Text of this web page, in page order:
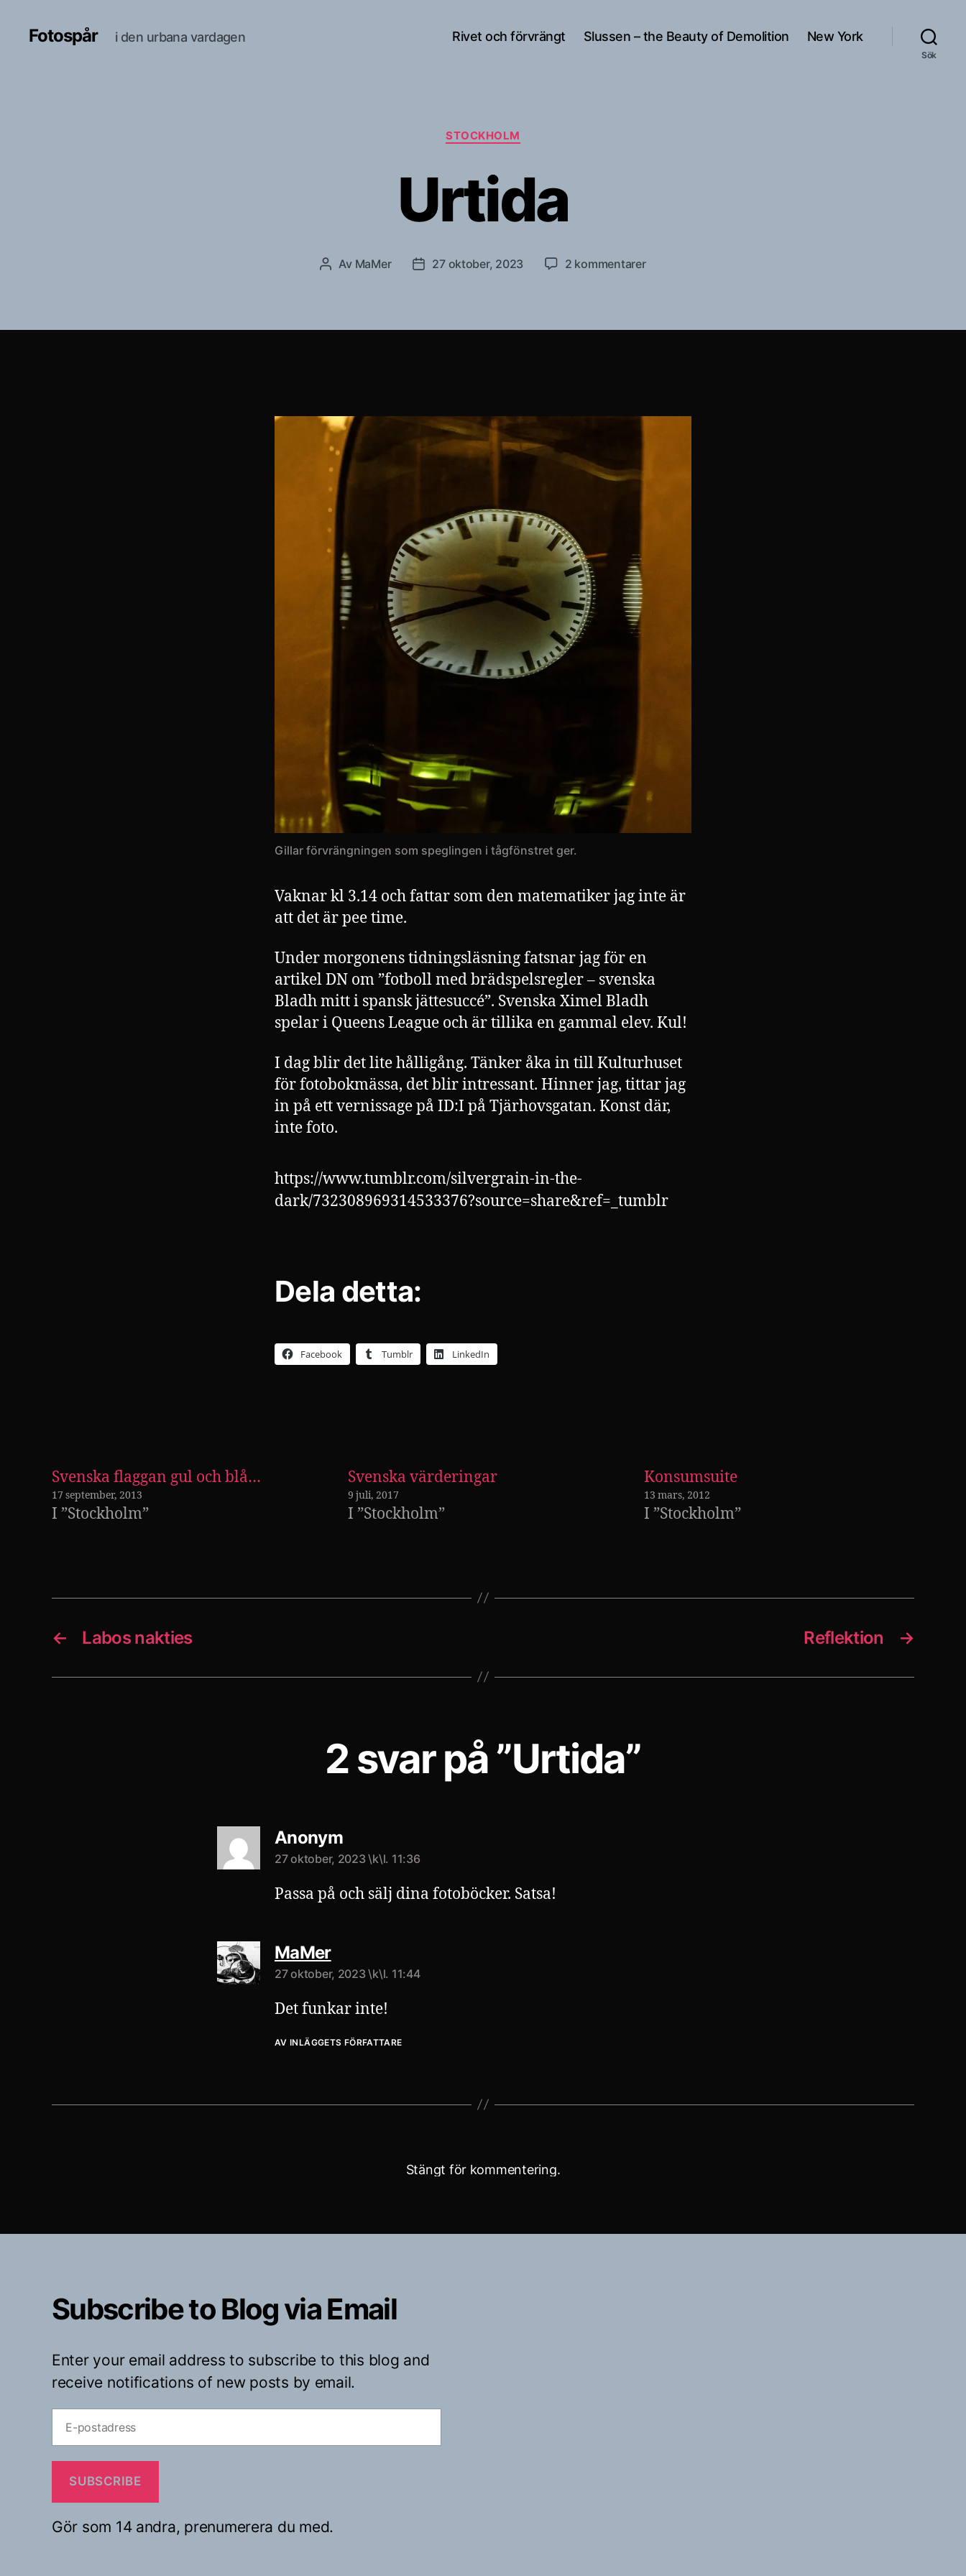
Fotospår i den urbana vardagen Rivet och förvrängt Slussen – the Beauty of Demolition New York
Sök
Kategorier
STOCKHOLM
Urtida
Inläggsförfattare
Av MaMer Inläggsdatum
27 oktober, 2023 2 kommentarertill
Gillar förvrängningen som speglingen i tågfönstret ger.
Vaknar kl 3.14 och fattar som den matematiker jag inte är
att det är pee time.
Under morgonens tidningsläsning fatsnar jag för en
artikel DN om ”fotboll med brädspelsregler – svenska
Bladh mitt i spansk jättesuccé”. Svenska Ximel Bladh
spelar i Queens League och är tillika en gammal elev. Kul!
I dag blir det lite hålligång. Tänker åka in till Kulturhuset
för fotobokmässa, det blir intressant. Hinner jag, tittar jag
in på ett vernissage på ID:I på Tjärhovsgatan. Konst där,
inte foto.
https://www.tumblr.com/silvergrain-in-the-
dark/732308969314533376?source=share&ref=_tumblr
Dela detta:
Facebook Tumblr LinkedIn
Svenska flaggan gul och blå…
17 september, 2013
I ”Stockholm”
Svenska värderingar
9 juli, 2017
I ”Stockholm”
Konsumsuite
13 mars, 2012
I ”Stockholm”
← Labos nakties →
Reflektion
2 svar på ”Urtida”
Anonymsäger:
27 oktober, 2023 \k\l. 11:36
Passa på och sälj dina fotoböcker. Satsa!
MaMersäger:
27 oktober, 2023 \k\l. 11:44
Det funkar inte!
AV INLÄGGETS FÖRFATTARE
Stängt för kommentering.
Subscribe to Blog via Email
Enter your email address to subscribe to this blog and
receive notifications of new posts by email.
postadress
SUBSCRIBE
Gör som 14 andra, prenumerera du med.